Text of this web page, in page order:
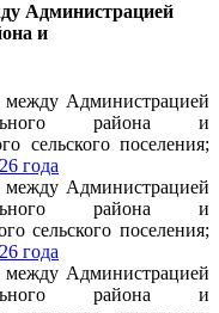
Администрацией
и
между Администрацией
района и
сельского поселения;
года
между Администрацией
района и
сельского поселения;
года
между Администрацией
района и